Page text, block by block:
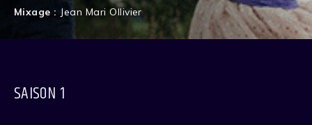
Mixage : Jean Mari Ollivier
SAISON 1